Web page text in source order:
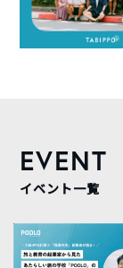
EVENT
イベント一覧